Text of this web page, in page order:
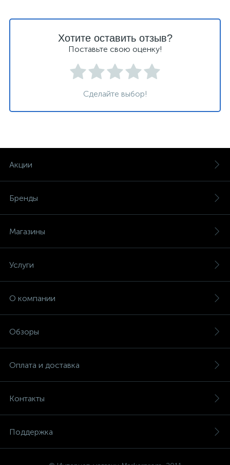
Хотите оставить отзыв?
Поставьте свою оценку!
Сделайте выбор!
Акции
Бренды
Магазины
Услуги
О компании
Обзоры
Оплата и доставка
Контакты
Поддержка